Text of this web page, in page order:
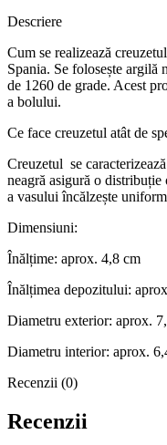
Descriere
Cum se realizează
Spania. Se folosește argilă
de 1260 de grade. Acest
a bolului.
Ce face creuzetul atât de
Creuzetul se
neagră asigură o
a vasului încălzește
Dimensiuni:
Înălțime: aprox. 4,8 cm
Înălțimea depozitului:
Diametru exterior: aprox.
Diametru interior: aprox.
Recenzii (0)
Recenzii